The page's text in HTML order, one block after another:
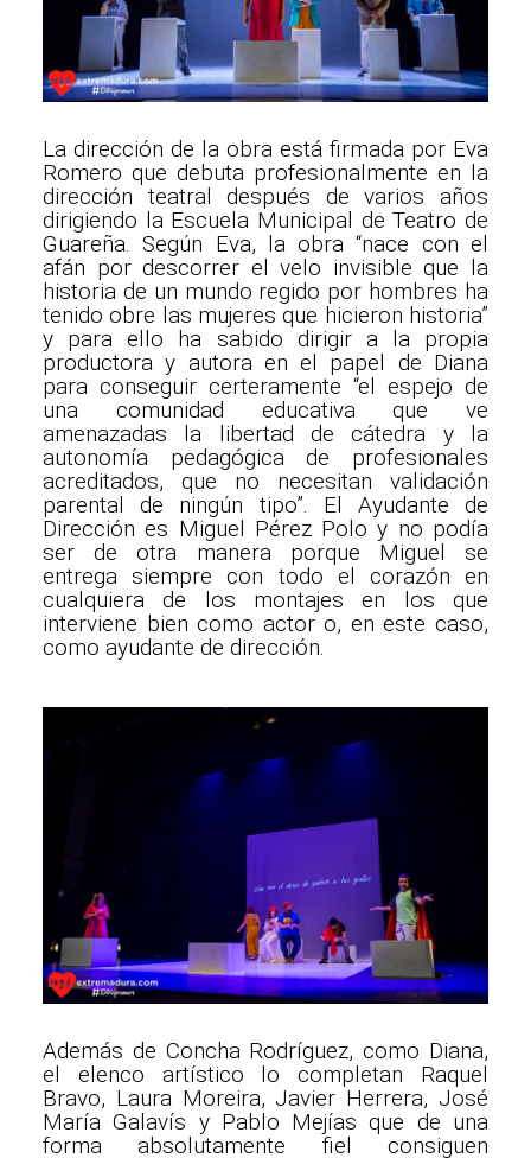
La dirección de la obra está firmada por Eva
Romero que debuta profesionalmente en la
dirección teatral después de varios años
dirigiendo la Escuela Municipal de Teatro de
Guareña. Según Eva, la obra “nace con el
afán por descorrer el velo invisible que la
historia de un mundo regido por hombres ha
tenido obre las mujeres que hicieron historia”
y para ello ha sabido dirigir a la propia
productora y autora en el papel de Diana
para conseguir certeramente “el espejo de
una comunidad educativa que ve
amenazadas la libertad de cátedra y la
autonomía pedagógica de profesionales
acreditados, que no necesitan validación
parental de ningún tipo”. El Ayudante de
Dirección es Miguel Pérez Polo y no podía
ser de otra manera porque Miguel se
entrega siempre con todo el corazón en
cualquiera de los montajes en los que
interviene bien como actor o, en este caso,
como ayudante de dirección.
Además de Concha Rodríguez, como Diana,
el elenco artístico lo completan Raquel
Bravo, Laura Moreira, Javier Herrera, José
María Galavís y Pablo Mejías que de una
forma absolutamente fiel consiguen